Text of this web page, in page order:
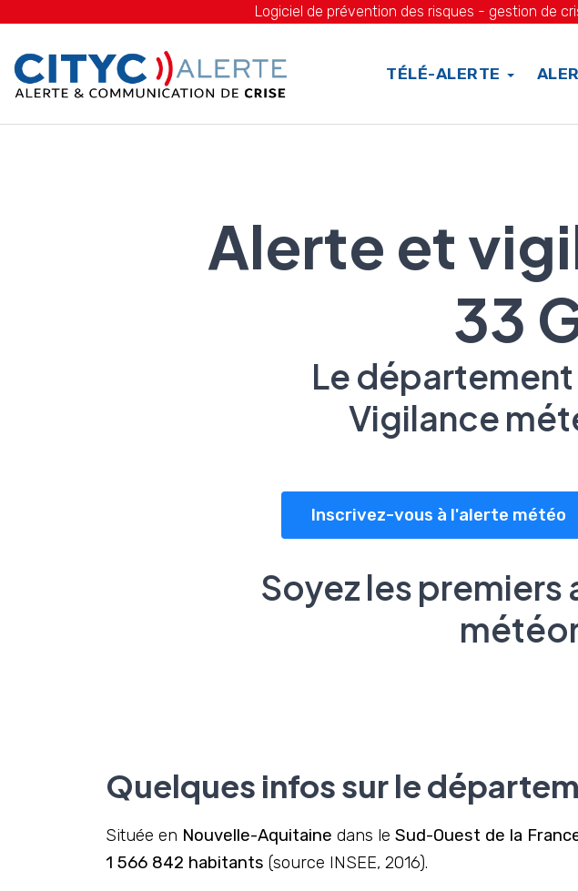
Logiciel de prévention des risques - gestion de
TÉLÉ-ALERTE
Alerte et
33
Le
Vigilance
Inscrivez-vous à l'alerte météo
Soyez les premiers
Quelques infos sur le
Située en Nouvelle-Aquitaine dans le Sud-Ouest de la
1 566 842 habitants (source INSEE, 2016).